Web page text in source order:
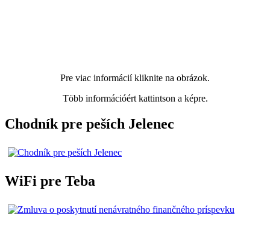
Pre viac informácií kliknite na obrázok.
Több információért kattintson a képre.
Chodník pre peších Jelenec
WiFi pre Teba